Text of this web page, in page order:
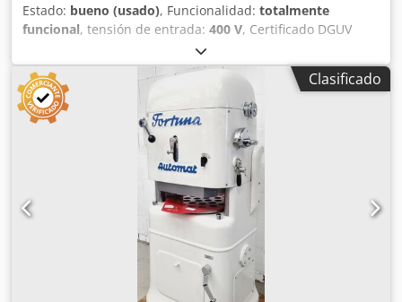
Estado: bueno (usado), Funcionalidad: totalmente
funcional, tensión de entrada: 400 V, Certificado DGUV
, frecuencia de entrada:
vacío:385 kg, peso total:385 kg, tipo de corriente de
entrada:
, potencia: 2 kW (2,72 CV)
, Máquina para
dividir y amasar masa, Modelo Eberhardt: Optimat S
Prensadora de panecillos para un manejo manual sencillo
Csdpfjzk S D Hox Ac Uerf Rango de división: de 30 a 90
gramos por pieza Capacidad de masa: de 900 a 2800 g
Máquina de sobremesa para dividir y amasar masa
Prensadora de panecillos con 3 platos de amasado Sistema
TAS Máquina de sobremesa, 30 piezas Para panecillos
redondos y cuadrados Divisor de masa de acero
inoxidable, extraíble Dimensiones aproximadas: 650 x 670
x 1490 mm (ancho x profundidad x alto) Conexión: 400 V,
enchufe CEE de 16 A Máquina usada
Clasificado